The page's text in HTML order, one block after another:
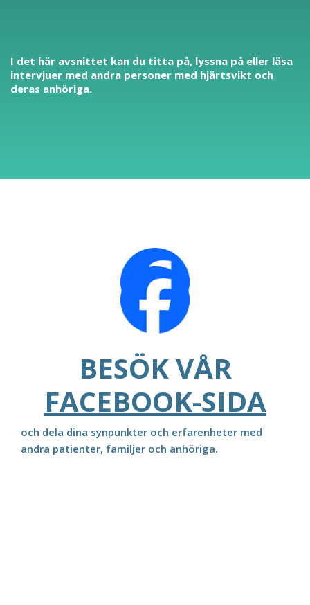
I det här avsnittet kan du titta på, lyssna på eller läsa
intervjuer med andra personer med hjärtsvikt och
deras anhöriga.
BESÖK VÅR
FACEBOOK-SIDA
och dela dina synpunkter och erfarenheter med
andra patienter, familjer och anhöriga.